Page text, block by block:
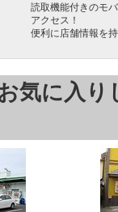
読取機能付きのモ
アクセス！
便利に店舗情報を
気に入